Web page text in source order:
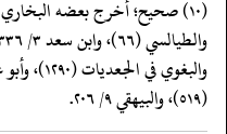
(٥١٩)، والبيهقي ٩/ ٢٠٦.